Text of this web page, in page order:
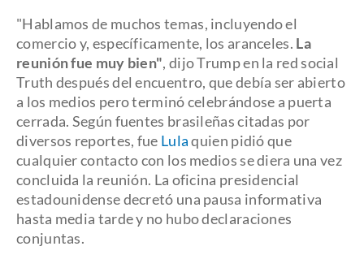
"Hablamos de muchos temas, incluyendo el
comercio y, específicamente, los aranceles. La
reunión fue muy bien", dijo Trump en la red social
Truth después del encuentro, que debía ser abierto
a los medios pero terminó celebrándose a puerta
cerrada. Según fuentes brasileñas citadas por
diversos reportes, fue Lulaquien pidió que
cualquier contacto con los medios se diera una vez
concluida la reunión. La oficina presidencial
estadounidense decretó una pausa informativa
hasta media tarde y no hubo declaraciones
conjuntas.